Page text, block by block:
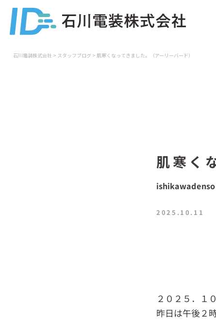
石川電装株式会社 > スタッフブログ > 肌寒くなってきました。（アーリーバード）
肌寒く
ishikawadenso
2025.10.11
２０２５．１
昨日は午後２